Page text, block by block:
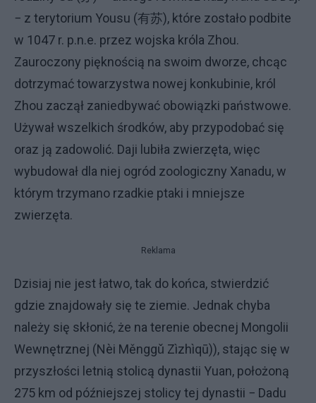
− z terytorium Yousu (有苏), które zostało podbite
w 1047 r. p.n.e. przez wojska króla Zhou.
Zauroczony pięknością na swoim dworze, chcąc
dotrzymać towarzystwa nowej konkubinie, król
Zhou zaczął zaniedbywać obowiązki państwowe.
Używał wszelkich środków, aby przypodobać się
oraz ją zadowolić. Daji lubiła zwierzęta, więc
wybudował dla niej ogród zoologiczny Xanadu, w
którym trzymano rzadkie ptaki i mniejsze
zwierzęta.
Reklama
Dzisiaj nie jest łatwo, tak do końca, stwierdzić
gdzie znajdowały się te ziemie. Jednak chyba
należy się skłonić, że na terenie obecnej Mongolii
Wewnętrznej (Nèi Měnggǔ Zìzhìqū)), stając się w
przyszłości letnią stolicą dynastii Yuan, położoną
275 km od późniejszej stolicy tej dynastii − Dadu